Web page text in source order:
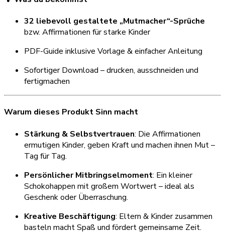
32 liebevoll gestaltete „Mutmacher“-Sprüche
bzw. Affirmationen für starke Kinder
PDF-Guide inklusive Vorlage & einfacher Anleitung
Sofortiger Download – drucken, ausschneiden und
fertigmachen
Warum dieses Produkt Sinn macht
Stärkung & Selbstvertrauen: Die Affirmationen
ermutigen Kinder, geben Kraft und machen ihnen Mut –
Tag für Tag.
Persönlicher Mitbringselmoment: Ein kleiner
Schokohappen mit großem Wortwert – ideal als
Geschenk oder Überraschung.
Kreative Beschäftigung: Eltern & Kinder zusammen
basteln macht Spaß und fördert gemeinsame Zeit.